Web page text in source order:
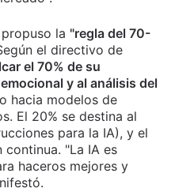
la "regla del 70-
el directivo de
el 70% de su
emocional y al análisis del
hacia modelos de
El 20% se destina al
para la IA), y el
continua. "La IA es
haceros mejores y